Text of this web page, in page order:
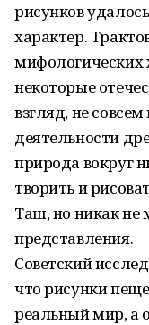
рисунков
характер.
мифологических
некоторые
взгляд, не
деятельности
природа вокруг
творить и
Таш, но никак не
представления.
Советский
что рисунки
реальный мир, а